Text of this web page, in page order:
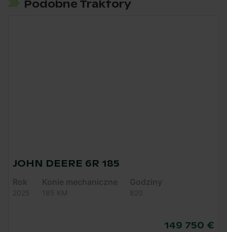
Podobne Traktory
JOHN DEERE 6R 185
Rok
2025
Konie mechaniczne
185 KM
Godziny
820
149 750 €